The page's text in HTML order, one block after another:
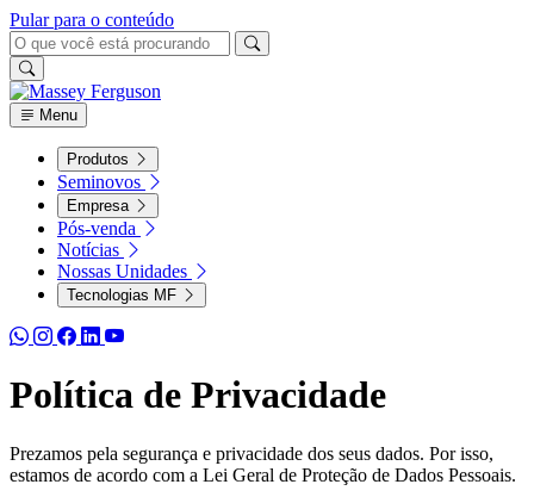
Pular para o conteúdo
Menu
Produtos
Seminovos
Empresa
Pós-venda
Notícias
Nossas Unidades
Tecnologias MF
Política de Privacidade
Prezamos pela segurança e privacidade dos seus dados. Por isso,
estamos de acordo com a Lei Geral de Proteção de Dados Pessoais.